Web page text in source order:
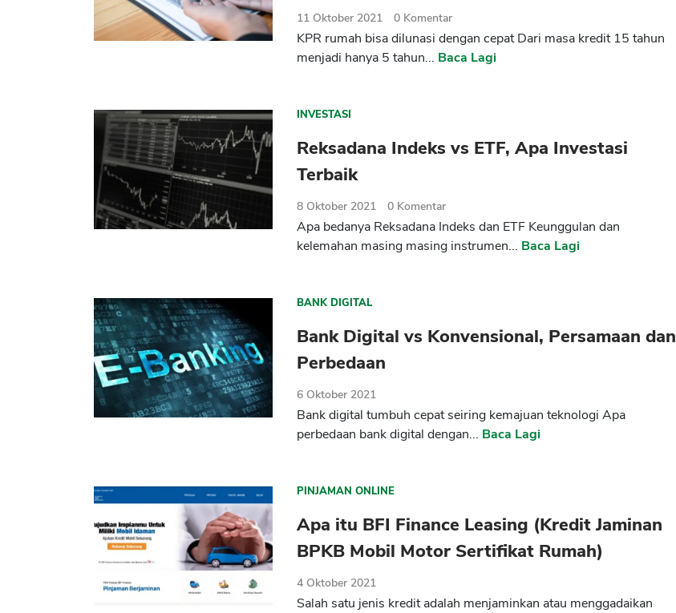
11 Oktober 2021 0 Komentar
KPR rumah bisa dilunasi dengan cepat Dari masa kredit 15 tahun
menjadi hanya 5 tahun... Baca Lagi
INVESTASI
Reksadana Indeks vs ETF, Apa Investasi
Terbaik
8 Oktober 2021 0 Komentar
Apa bedanya Reksadana Indeks dan ETF Keunggulan dan
kelemahan masing masing instrumen... Baca Lagi
BANK DIGITAL
Bank Digital vs Konvensional, Persamaan dan
Perbedaan
6 Oktober 2021
Bank digital tumbuh cepat seiring kemajuan teknologi Apa
perbedaan bank digital dengan... Baca Lagi
PINJAMAN ONLINE
Apa itu BFI Finance Leasing (Kredit Jaminan
BPKB Mobil Motor Sertifikat Rumah)
4 Oktober 2021
Salah satu jenis kredit adalah menjaminkan atau menggadaikan